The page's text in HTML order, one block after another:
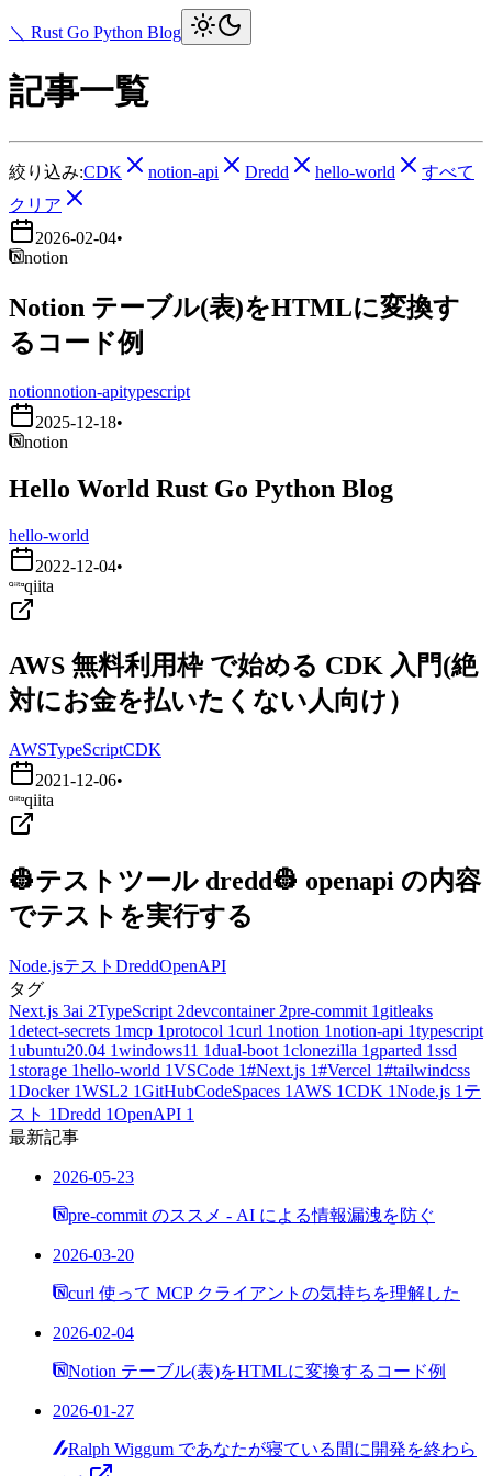
＼ Rust Go Python Blog
記事一覧
絞り込み:CDK notion-api Dredd hello-world
すべて
クリア
2026-02-04•
notion
Notion テーブル(表)をHTMLに変換す
るコード例
notionnotion-apitypescript
2025-12-18•
notion
Hello World Rust Go Python Blog
hello-world
2022-12-04•
qiita
AWS 無料利用枠 で始める CDK 入門(絶
対にお金を払いたくない人向け）
AWSTypeScriptCDK
2021-12-06•
qiita
👷テストツール dredd👷 openapi の内容
でテストを実行する
Node.jsテスト DreddOpenAPI
タグ
Next.js 3ai 2TypeScript 2devcontainer 2pre-commit 1 gitleaks
1detect-secrets 1mcp 1protocol 1curl 1notion 1notion-api 1typescript
1ubuntu20.04 1windows11 1dual-boot 1clonezilla 1 gparted 1ssd
1storage 1hello-world 1VSCode 1#Next.js 1#Vercel 1#tailwindcss
1Docker 1WSL2 1GitHubCodeSpaces 1 AWS 1CDK 1Node.js 1 テ
スト 1Dredd 1OpenAPI 1
最新記事
2026-05-23
pre-commit のススメ - AI による情報漏洩を防ぐ
2026-03-20
curl 使って MCP クライアントの気持ちを理解した
2026-02-04
Notion テーブル(表)をHTMLに変換するコード例
2026-01-27
Ralph Wiggum であなたが寝ている間に開発を終わら